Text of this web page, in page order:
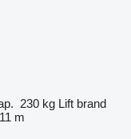
230 kg Lift brand
11 m